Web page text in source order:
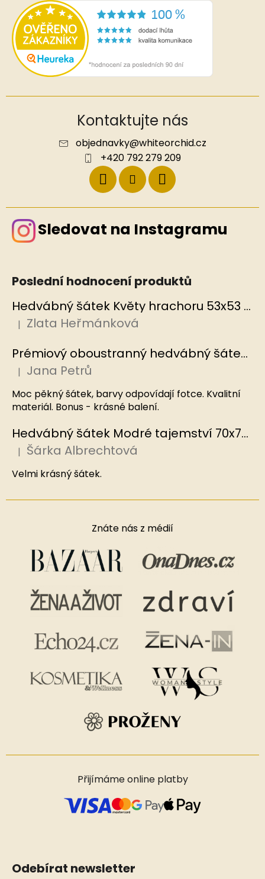
Kontaktujte nás
objednavky@whiteorchid.cz
+420 792 279 209
Sledovat na Instagramu
Poslední hodnocení produktů
Hedvábný šátek Květy hrachoru 53x53 cm v dárkovém balení, HEDVÁBNÝ SVĚT
Hodnocení produktu je 5 z 5 hvězdiček.
| Zlata Heřmánková
Prémiový oboustranný hedvábný šátek Mořský korál, MB
Hodnocení produktu je 5 z 5 hvězdiček.
| Jana Petrů
Moc pěkný šátek, barvy odpovídají fotce. Kvalitní
materiál. Bonus - krásné balení.
Hedvábný šátek Modré tajemství 70x70 cm v dárkovém balení, HEDVÁBNÝ SVĚT
Hodnocení produktu je 5 z 5 hvězdiček.
| Šárka Albrechtová
Velmi krásný šátek.
Znáte nás z médií
Přijímáme online platby
Odebírat newsletter